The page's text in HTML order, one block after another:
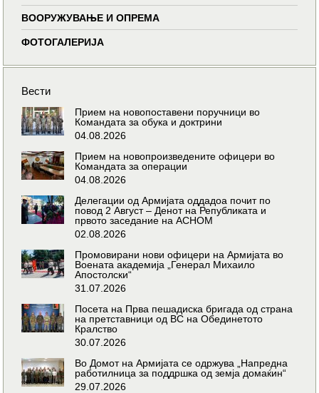
ВООРУЖУВАЊЕ И ОПРЕМА
ФОТОГАЛЕРИЈА
Вести
Прием на новопоставени поручници во
Командата за обука и доктрини
04.08.2026
Прием на новопроизведените офицери во
Командата за операции
04.08.2026
Делегации од Армијата оддадоа почит по
повод 2 Август – Денот на Републиката и
првото заседание на АСНОМ
02.08.2026
Промовирани нови офицери на Армијата во
Воената академија „Генерал Михаило
Апостолски“
31.07.2026
Посета на Прва пешадиска бригада од страна
на претставници од ВС на Обединетото
Кралство
30.07.2026
Во Домот на Армијата се одржува „Напредна
работилница за поддршка од земја домаќин“
29.07.2026